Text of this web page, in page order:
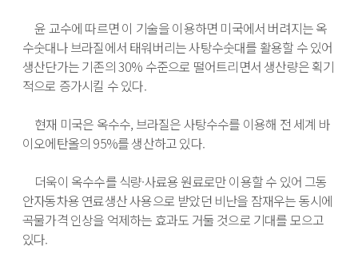
윤 교수에 따르면 이 기술을 이용하면 미국에서 버려지는 옥
수숫대나 브라질에서 태워버리는 사탕수숫대를 활용할 수 있어
생산단가는 기존의 30% 수준으로 떨어트리면서 생산량은 획기
적으로 증가시킬 수 있다.
현재 미국은 옥수수, 브라질은 사탕수수를 이용해 전 세계 바
이오에탄올의 95%를 생산하고 있다.
더욱이 옥수수를 식량·사료용 원료로만 이용할 수 있어 그동
안자동차용 연료생산 사용으로 받았던 비난을 잠재우는 동시에
곡물가격 인상을 억제하는 효과도 거둘 것으로 기대를 모으고
있다.